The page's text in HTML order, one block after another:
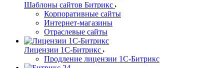
Шаблоны сайтов Битрикс
Корпоративные сайты
Интернет-магазины
Отраслевые сайты
Лицензии 1С-Битрикс
Продление лицензии 1С-Битрикс